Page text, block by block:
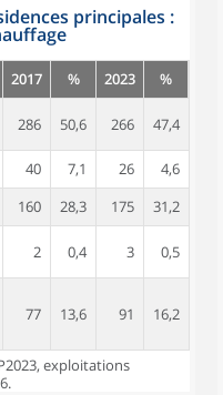
principales :
2017 % 2023
%
286 50,6 266 47,4
40 7,1 26
4,6
160 28,3 175
31,2
2 0,4 3 0,5
77 13,6 91 16,2
exploitations